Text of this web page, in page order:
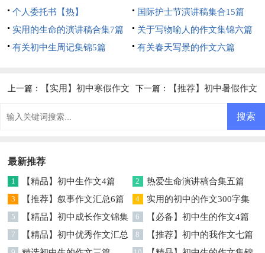
个人委托书【热】
国际护士节演讲稿集合15篇
实用的生命的演讲稿合集7篇
关于写物喻人的作文集锦六篇
有关初中生周记集锦5篇
有关春天写景的作文六篇
上一篇： 【实用】初中寒假作文 下一篇： 【推荐】初中暑假作文
最新推荐
1 【精品】初中生作文4篇 2 热爱生命演讲稿合集五篇
3 【推荐】叙事作文汇总6篇 4
实用的初中的作文300字集
锦五篇
5
【精品】初中成长作文锦集
七篇
6 【必备】初中生的作文4篇
7
【精品】初中优秀作文汇总
8 【推荐】初中的我作文七篇